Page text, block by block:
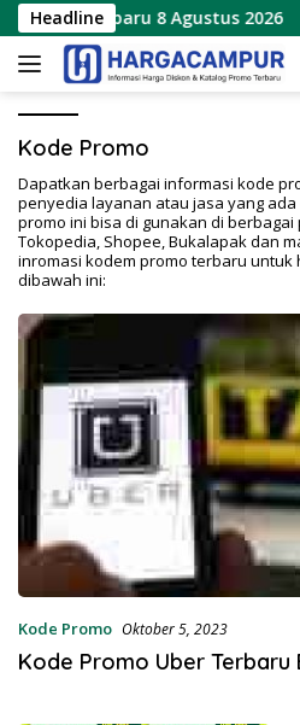
Langsung
ke
konten
Headline
8.8 Terbaru 8 Agustus 2026
Kode Promo
Dapatkan berbagai informasi kode
penyedia layanan atau jasa yang
promo ini bisa di gunakan di
Tokopedia, Shopee, Bukalapak dan
inromasi kodem promo terbaru untuk
dibawah ini:
Kode Promo Oktober 5, 2023
Kode Promo Uber Terbaru